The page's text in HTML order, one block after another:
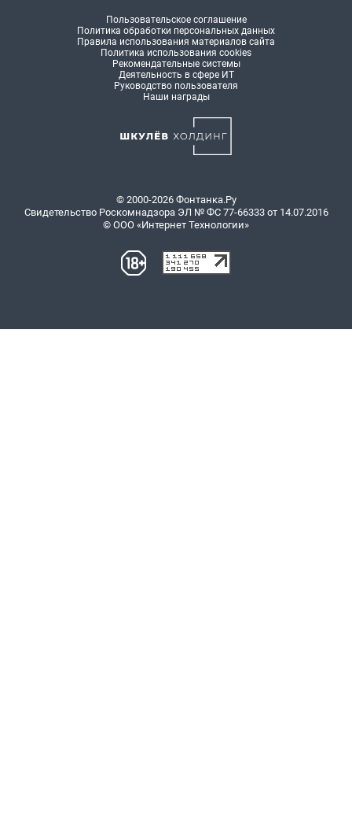
Пользовательское соглашение
Политика обработки персональных данных
Правила использования материалов сайта
Политика использования cookies
Рекомендательные системы
Деятельность в сфере ИТ
Руководство пользователя
Наши награды
© 2000-2026 Фонтанка.Ру
Свидетельство Роскомнадзора ЭЛ № ФС 77-66333 от 14.07.2016
© ООО «Интернет Технологии»